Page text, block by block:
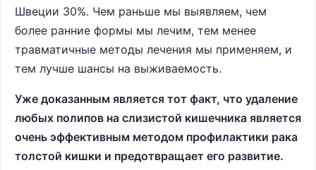
Швеции 30%. Чем раньше мы выявляем, чем
более ранние формы мы лечим, тем менее
травматичные методы лечения мы применяем, и
тем лучше шансы на выживаемость.
Уже доказанным является тот факт, что удаление
любых полипов на слизистой кишечника является
очень эффективным методом профилактики рака
толстой кишки и предотвращает его развитие.